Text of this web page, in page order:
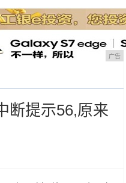
广告
断提示56,原来